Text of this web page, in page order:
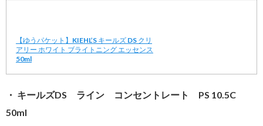
【ゆうパケット】KIEHL’S キールズ DS クリ
アリー ホワイト ブライトニング エッセンス
50ml
・ キールズDS ライン コンセントレート PS 10.5C
50ml